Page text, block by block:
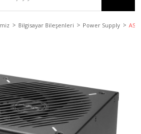
Bilgisayar Bileşenleri Power Supply